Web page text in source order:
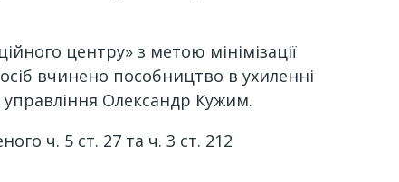
центру» з метою мінімізації
вчинено пособництво в ухиленні
управління Олександр Кужим.
ч. 5 ст. 27 та ч. 3 ст. 212